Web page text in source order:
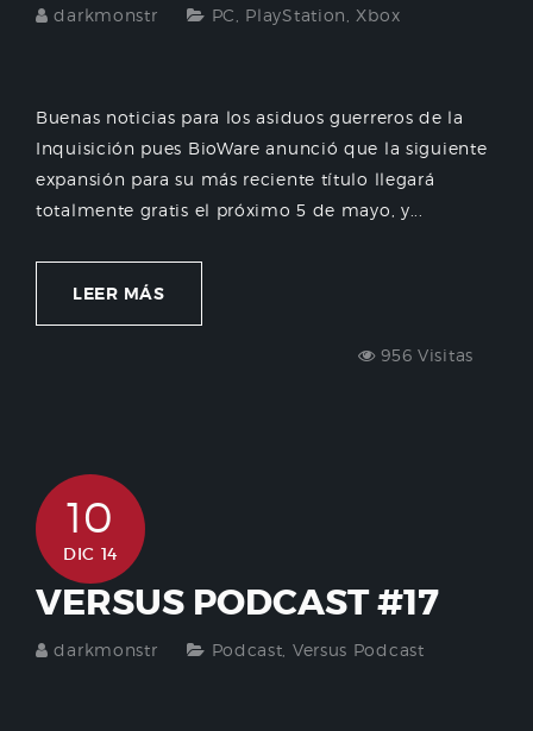
darkmonstr PC PlayStation Xbox
Buenas noticias para los asiduos guerreros de la
Inquisición pues BioWare anunció que la siguiente
expansión para su más reciente título llegará
totalmente gratis el próximo 5 de mayo, y...
LEER MÁS
956 Visitas
10
DIC 14
VERSUS PODCAST #17
darkmonstr Podcast Versus Podcast